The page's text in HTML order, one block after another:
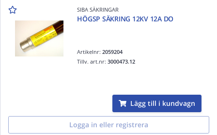
SIBA SÄKRINGAR
HÖGSP SÄKRING 12KV 12A DO
Artikelnr:2059204
Tillv. art.nr:3000473.12
Lägg till i kundvagn
Logga in eller registrera